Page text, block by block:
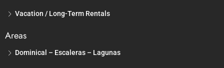
Vacation / Long-Term Rentals
Areas
Dominical – Escaleras – Lagunas